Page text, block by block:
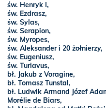
św. Henryk I,
św. Ezdrasz,
św. Sylas,
św. Serapion,
św. Myropes,
św. Aleksander i 20 żołnierzy,
św. Eugeniusz,
św. Turiavus,
bł. Jakub z Voragine,
bł. Tomasz Tunstal,
bł. Ludwik Armand Józef
Morélie de Biars,